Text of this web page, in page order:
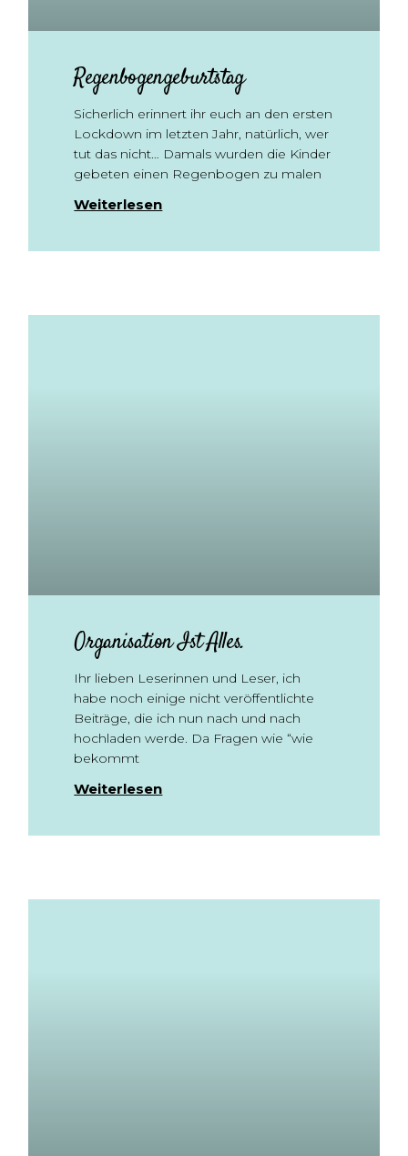
Regenbogengeburtstag
Sicherlich erinnert ihr euch an den ersten
Lockdown im letzten Jahr, natürlich, wer
tut das nicht… Damals wurden die Kinder
gebeten einen Regenbogen zu malen
Weiterlesen
Organisation Ist Alles.
Ihr lieben Leserinnen und Leser, ich
habe noch einige nicht veröffentlichte
Beiträge, die ich nun nach und nach
hochladen werde. Da Fragen wie “wie
bekommt
Weiterlesen